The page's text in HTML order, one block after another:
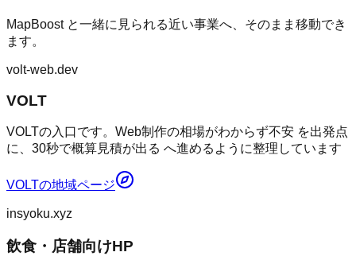
MapBoostと一緒に見られる近い事業へ、そのまま移動でき
ます。
volt-web.dev
VOLT
VOLTの入口です。Web制作の相場がわからず不安 を出発点
に、30秒で概算見積が出る へ進めるように整理しています
VOLTの地域ページ
insyoku.xyz
飲食・店舗向けHP